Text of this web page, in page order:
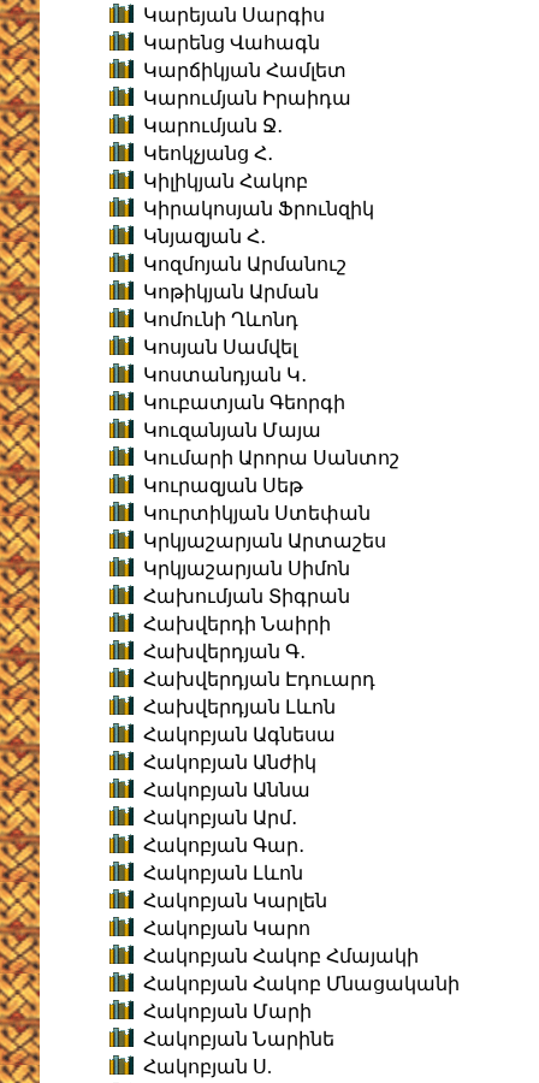
Կարեյան Սարգիս
Կարենց Վահագն
Կարճիկյան Համլետ
Կարումյան Իրաիդա
Կարումյան Ջ․
Կեոկչյանց Հ․
Կիլիկյան Հակոբ
Կիրակոսյան Ֆրունզիկ
Կնյազյան Հ․
Կոզմոյան Արմանուշ
Կոթիկյան Արման
Կոմունի Ղևոնդ
Կոսյան Սամվել
Կոստանդյան Կ․
Կուբատյան Գեորգի
Կուզանյան Մայա
Կումարի Արորա Սանտոշ
Կուրազյան Սեթ
Կուրտիկյան Ստեփան
Կրկյաշարյան Արտաշես
Կրկյաշարյան Սիմոն
Հախումյան Տիգրան
Հախվերդի Նաիրի
Հախվերդյան Գ․
Հախվերդյան Էդուարդ
Հախվերդյան Լևոն
Հակոբյան Ագնեսա
Հակոբյան Անժիկ
Հակոբյան Աննա
Հակոբյան Արմ․
Հակոբյան Գար․
Հակոբյան Լևոն
Հակոբյան Կարլեն
Հակոբյան Կարո
Հակոբյան Հակոբ Հմայակի
Հակոբյան Հակոբ Մնացականի
Հակոբյան Մարի
Հակոբյան Նարինե
Հակոբյան Ս.